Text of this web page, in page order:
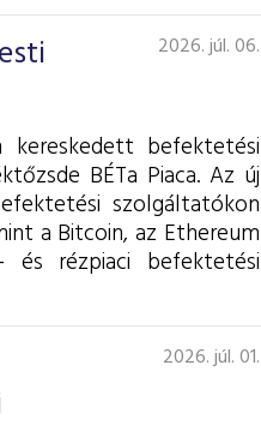
2026. júl. 06.
befektetési
BÉTa Piaca. Az új
szolgáltatókon
a Bitcoin, az Ethereum
rézpiaci befektetési
2026. júl. 01.